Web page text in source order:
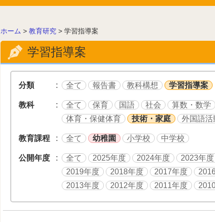
このページの本文へ
こ
の
ー
ホーム > 教育研究 > 学習指導案
学習指導案
分類 全て 報告書 教科構想 学習指導案
教科 全て 保育 国語 社会 算数・数学
体育・保健体育
技術・家庭 外国語活
教育課程 全て 幼稚園 小学校 中学校
公開年度 全て 2025年度 2024年度 2023年度
2019年度
2018年度 2017年度
2013年度
2012年度 2011年度